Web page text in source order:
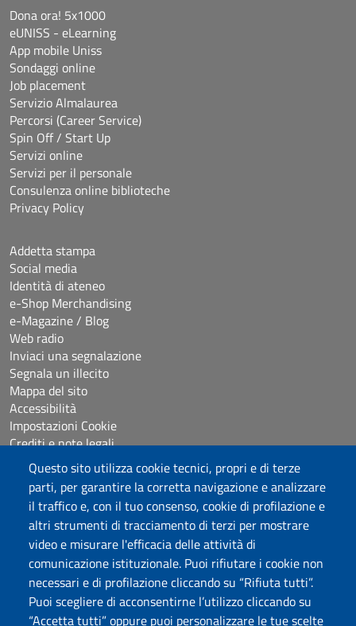
Questo sito utilizza cookie tecnici, propri e di terze
parti, per garantire la corretta navigazione e analizzare
il traffico e, con il tuo consenso, cookie di profilazione e
altri strumenti di tracciamento di terzi per mostrare
video e misurare l'efficacia delle attività di
comunicazione istituzionale. Puoi rifiutare i cookie non
necessari e di profilazione cliccando su “Rifiuta tutti”.
Puoi scegliere di acconsentirne l’utilizzo cliccando su
“Accetta tutti” oppure puoi personalizzare le tue scelte
Università degli Studi di Sassari
Piazza Università 21, Sassari
Tel.: 800 882994 (Orientamento studenti)
Dona ora! 5x1000
eUNISS - eLearning
App mobile Uniss
Sondaggi online
Job placement
Servizio Almalaurea
Percorsi (Career Service)
Spin Off / Start Up
Servizi online
Servizi per il personale
Consulenza online biblioteche
Privacy Policy
Addetta stampa
Social media
Identità di ateneo
e-Shop Merchandising
e-Magazine / Blog
Web radio
Inviaci una segnalazione
Segnala un illecito
Mappa del sito
Accessibilità
Impostazioni Cookie
Crediti e note legali
Seguici su
Chatta con noi